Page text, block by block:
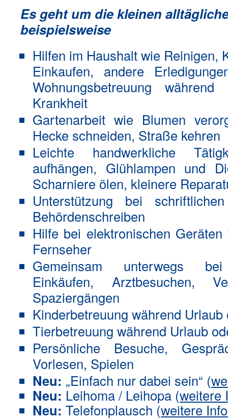
Es geht um die kleinen
beispielsweise
Hilfen im Haushalt wie Reinigen,
Einkaufen, andere
Wohnungsbetreuung
Krankheit
Gartenarbeit wie Blumen
Hecke schneiden, Straße kehren
Leichte handwerkliche
aufhängen, Glühlampen und
Scharniere ölen, kleinere
Unterstützung bei
Behördenschreiben
Hilfe bei elektronischen
Fernseher
Gemeinsam unterwegs bei
Einkäufen, Arztbesuchen,
Spaziergängen
Kinderbetreuung während
Tierbetreuung während Urlaub
Persönliche Besuche,
Vorlesen, Spielen
Neu: „Einfach nur dabei sein“ (
Neu: Leihoma / Leihopa (weitere
Neu: Telefonplausch (weitere